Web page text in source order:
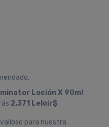
Loción X 90ml
2.371 Leloir$
para nuestra